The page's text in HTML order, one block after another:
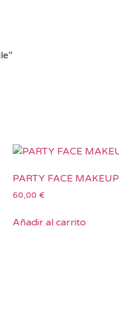
PARTY FACE MAKEUP
60,00 €
Añadir al carrito